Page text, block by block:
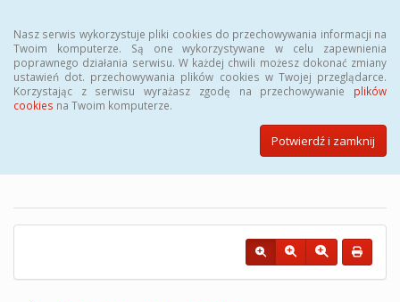
Nasz serwis wykorzystuje pliki cookies do przechowywania informacji na
Twoim komputerze. Są one wykorzystywane w celu zapewnienia
poprawnego działania serwisu. W każdej chwili możesz dokonać zmiany
ustawień dot. przechowywania plików cookies w Twojej przeglądarce.
Korzystając z serwisu wyrażasz zgodę na przechowywanie plików
cookies na Twoim komputerze.
Potwierdź i zamknij
Biuletyn Informacji Publicznej
Powiatowego Urzędu Pracy w